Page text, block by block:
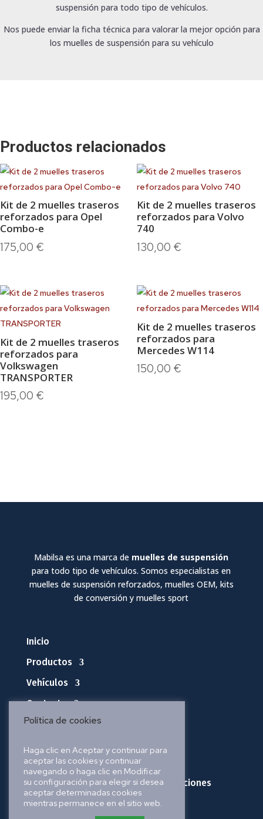
suspensión para todo tipo de vehículos.
Nos puede enviar la ficha técnica para valorar la mejor opción para
los muelles de suspensión para su vehículo
Productos relacionados
Kit de 2 muelles traseros
reforzados para Opel
Combo-e
175,00 €
Kit de 2 muelles traseros
reforzados para Volvo
740
130,00 €
Kit de 2 muelles traseros
reforzados para
Volkswagen
TRANSPORTER
195,00 €
Kit de 2 muelles traseros
reforzados para
Mercedes W114
150,00 €
Mabilsa es una marca de muelles de suspensión
para todo tipo de vehículos. Somos especialistas en
muelles de suspensión reforzados, muelles OEM, kits
de conversión y muelles sport
Inicio
Productos
Vehículos
Contacto
Política de cookies
Política de envíos, pedidos y devoluciones
Aviso legal
Política de cookies
Haga clic en Aceptar y continuar para
aceptar las cookies y continuar
navegando o haga clic en Modificar
su configuración para elegir si desea
aceptar determinadas cookies
mientras permanece en el sitio web.